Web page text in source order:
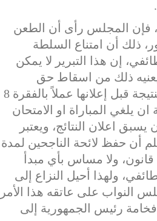
فإن المجلس رأى أن الطعن
حول تفسير المادة 95 من الدستور، ذلك أن امتناع السلطة
إن هذا التبرير لا يمكن
ذلك من اسقاط حق
الناجحين في التعيين، وهو يعلم أنه كان بيد الإدارة حق إلغاء النتيجة قبل إعلانها عملاً بالفقرة 8
يلغي المباراة او الامتحان
اعلان النتائج، ويعتبر
أن حفظ لائحة الناجحين لمدة
ولا مساس بأي مبدأ
ولهذا أحيل النزاع إلى
النواب على عاتقه هذا الأمر
رئيس الجمهورية إلى